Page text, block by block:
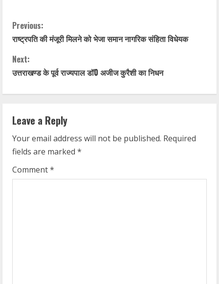
C
o
n
t
i
n
u
e
Previous:
राष्ट्रपति की मंजूरी मिलने को भेजा समान नागरिक संहिता विधेयक
Next:
उत्तराखण्ड के पूर्व राज्यपाल डॉ0 अजीज कुरैशी का निधन
Leave a Reply
Your email address will not be published. Required
fields are marked *
Comment*